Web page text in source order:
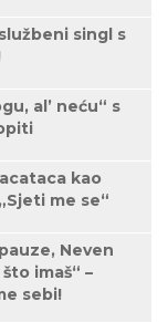
singl s
al’ neću“ s
kao
me se“
Neven
imaš“ –
sebi!